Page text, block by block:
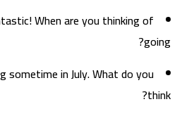
When are you thinking of
going?
sometime in July. What do you
think?